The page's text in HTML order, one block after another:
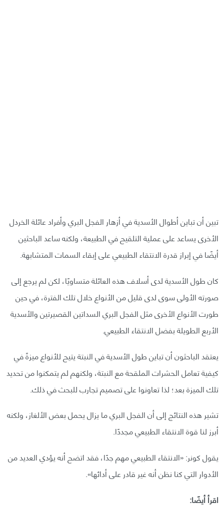
تبين أن تباين أطوال الأسدية في أزهار الفجل البري وأفراد عائلة الخردل
الأخرى يساعد على عملية التلقيح في الطبيعة، ولكنه ساعد الباحثين
أيضًا في إبراز قدرة الانتقاء الطبيعي على إبقاء السمات المتشابهة.
كان طول الأسدية لدى أسلاف هذه العائلة متساويًا، لكن لم يرجع إلى
صورته الأولى سوى لدى قليل من الأنواع خلال تلك الفترة، في حين
طورت الأنواع الأخرى مثل الفجل البري السداتين القصيرتين والأسدية
الأربع الطويلة بفضل الانتقاء الطبيعي.
يعتقد الباحثون أن تباين طول الأسدية في النبتة يتيح للأنواع ميزةً في
كيفية تعامل الحشرات الملقحة مع النبتة، ولكنهم لم يتمكنوا من تحديد
تلك الميزة بعد؛ لذا تعاونوا على تصميم تجارب للبحث في ذلك.
تشير هذه النتائج إلى أن الفجل البري ما يزال يحمل بعض الألغاز، ولكنه
أبرز لنا قوة الانتقاء الطبيعي مجددًا.
يقول كونر: «الانتقاء الطبيعي مهم جدًا، فقد اتضح أنه يؤدي العديد من
الأدوار التي كنا نظن أنه غير قادر على أدائها».
اقرأ أيضًا: